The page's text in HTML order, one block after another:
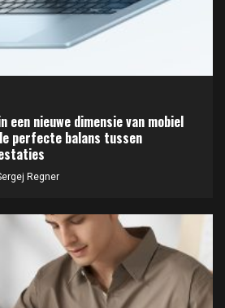
een nieuwe dimensie van mobiel
perfecte balans tussen
Regner